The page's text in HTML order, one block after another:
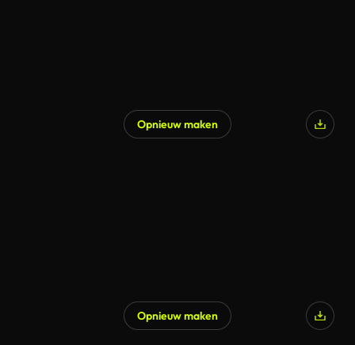
Opnieuw maken
Opnieuw maken